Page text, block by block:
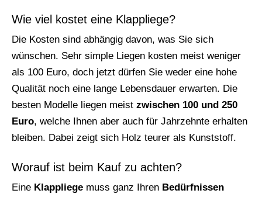
Wie viel kostet eine Klappliege?
Die Kosten sind abhängig davon, was Sie sich
wünschen. Sehr simple Liegen kosten meist weniger
als 100 Euro, doch jetzt dürfen Sie weder eine hohe
Qualität noch eine lange Lebensdauer erwarten. Die
besten Modelle liegen meist zwischen 100 und 250
Euro, welche Ihnen aber auch für Jahrzehnte erhalten
bleiben. Dabei zeigt sich Holz teurer als Kunststoff.
Worauf ist beim Kauf zu achten?
Eine Klappliege muss ganz Ihren Bedürfnissen